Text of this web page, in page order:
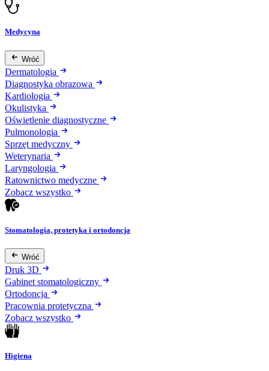
Medycyna
Wróć
Dermatologia
Diagnostyka obrazowa
Kardiologia
Okulistyka
Oświetlenie diagnostyczne
Pulmonologia
Sprzęt medyczny
Weterynaria
Laryngologia
Ratownictwo medyczne
Zobacz wszystko
Stomatologia, protetyka i ortodoncja
Wróć
Druk 3D
Gabinet stomatologiczny
Ortodoncja
Pracownia protetyczna
Zobacz wszystko
Higiena